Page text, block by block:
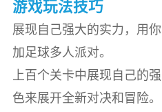
游戏玩法技巧
展现自己强大的实力，用
加足球多人派对。
上百个关卡中展现自己的
色来展开全新对决和冒险。